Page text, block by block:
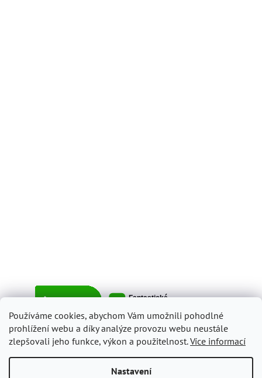
Používáme cookies, abychom Vám umožnili pohodlné
prohlížení webu a díky analýze provozu webu neustále
zlepšovali jeho funkce, výkon a použitelnost.Více informací
Nastavení